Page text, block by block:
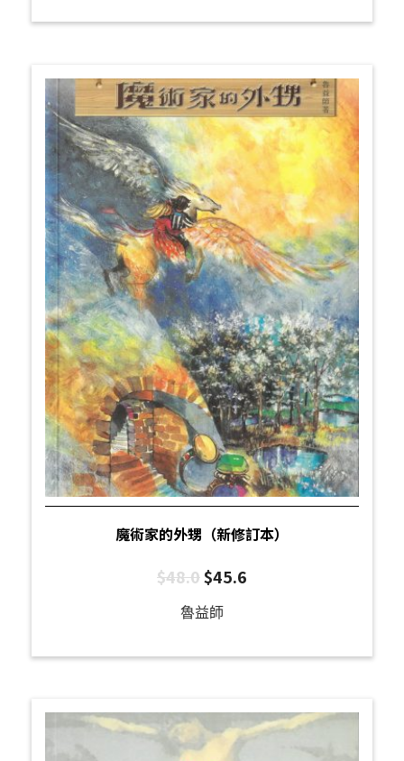
魔術家的外甥（新修訂本）
$48.0$45.6
魯益師